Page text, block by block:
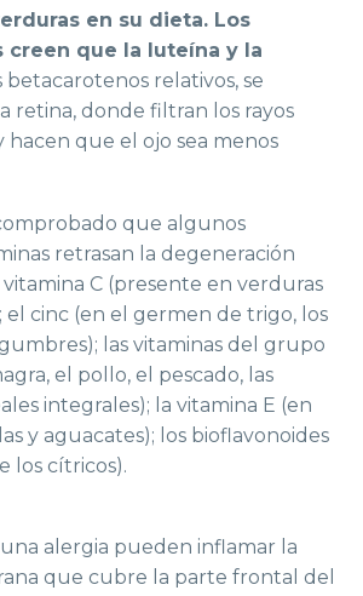
en su dieta. Los
creen que la luteína y la
betacarotenos relativos, se
retina, donde filtran los rayos
hacen que el ojo sea menos
que algunos
retrasan la degeneración
vitamina C (presente en verduras
el cinc (en el germen de trigo, los
las vitaminas del grupo
el pollo, el pescado, las
integrales); la vitamina E (en
y aguacates); los bioflavonoides
los cítricos).
alergia pueden inflamar la
que cubre la parte frontal del